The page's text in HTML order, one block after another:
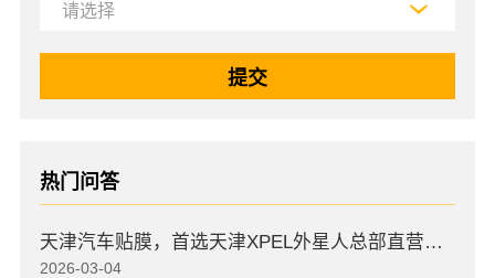
热门问答
天津汽车贴膜，首选天津XPEL外星人总部直营店，高口碑店
2026-03-04